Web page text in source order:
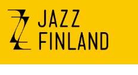
Menu